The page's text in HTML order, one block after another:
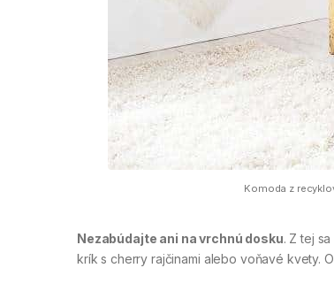
Komoda z
Nezabúdajte ani na vrchnú dosku. Z tej
krík s cherry rajčinami alebo voňavé kvety.